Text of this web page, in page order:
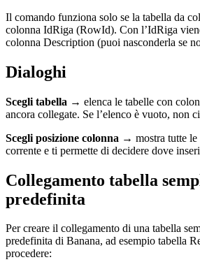
Il comando funziona solo se la tabella da
colonna IdRiga (RowId). Con l’IdRiga
colonna Description (puoi nasconderla se
Dialoghi
Scegli tabella → elenca le tabelle con
ancora collegate. Se l’elenco è vuoto, non
Scegli posizione colonna → mostra tutte le
corrente e ti permette di decidere dove
Collegamento tabella
predefinita
Per creare il collegamento di una tabella
predefinita di Banana, ad esempio tabella
procedere: